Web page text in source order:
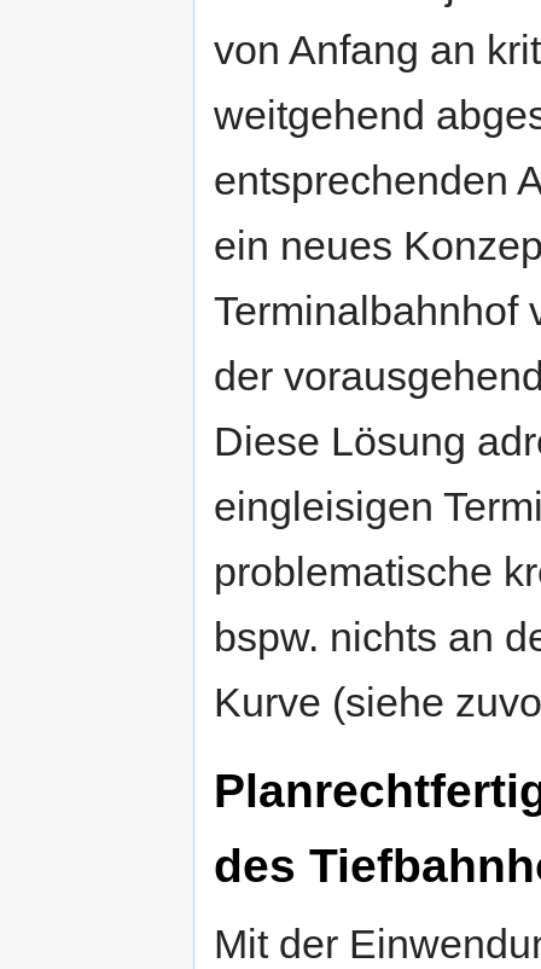
von Anfang an
weitgehend
entsprechenden
ein neues
Terminalbahnhof
der
Diese Lösung
eingleisigen
problematische
bspw. nichts an
Kurve (siehe
des
Mit der